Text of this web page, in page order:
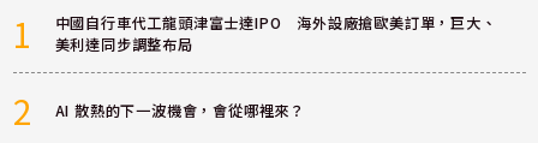
1
中國自行車代工龍頭津富士達IPO 海外設廠搶歐美訂單，巨大、
美利達同步調整布局
2 AI 散熱的下一波機會，會從哪裡來？